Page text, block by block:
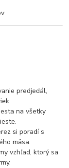
predjedál,
na všetky
si poradí s
mäsa.
vzhľad, ktorý sa